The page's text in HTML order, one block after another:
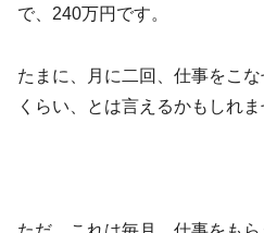
で、240万円です。
たまに、月に二回、仕事をこ
くらい、とは言えるかもしれま